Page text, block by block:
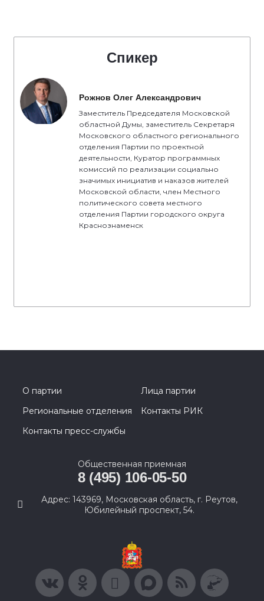
Спикер
Рожнов Олег Александрович
Заместитель Председателя Московской
областной Думы, заместитель Секретаря
Московского областного регионального
отделения Партии по проектной
деятельности, Куратор программных
комиссий по реализации социально
значимых инициатив и наказов жителей
Московской области, член Местного
политического совета местного
отделения Партии городского округа
Краснознаменск
О партии
Лица партии
Региональные отделения
Контакты РИК
Контакты пресс-службы
Общественная приемная
8 (495) 106-05-50
Адрес: 143969, Московская область, г. Реутов,
Юбилейный проспект, 54.